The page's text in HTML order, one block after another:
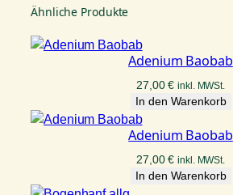
8
0
€
Ähnliche Produkte
Adenium Baobab
27,00€ inkl. MWSt.
In den Warenkorb
Adenium Baobab
27,00€ inkl. MWSt.
In den Warenkorb